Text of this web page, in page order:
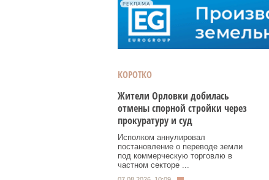
РЕКЛАМА
КОРОТКО
Жители Орловки добилась
отмены спорной стройки через
прокуратуру и суд
Исполком аннулировал
постановление о переводе земли
под коммерческую торговлю в
частном секторе ...